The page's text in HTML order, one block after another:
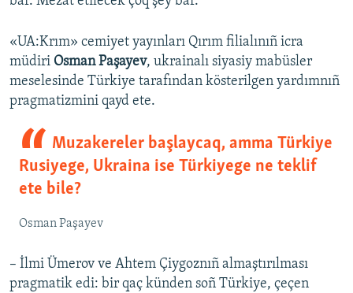
«UA:Krım» cemiyet yayınları Qırım filialınıñ icra
müdiri Osman Paşayev, ukrainalı siyasiy mabüsler
meselesinde Türkiye tarafından kösterilgen yardımnıñ
pragmatizmini qayd ete.
Muzakereler başlaycaq, amma Türkiye
Rusiyege, Ukraina ise Türkiyege ne teklif
ete bile?
Osman Paşayev
– İlmi Ümerov ve Ahtem Çiygoznıñ almaştırılması
pragmatik edi: bir qaç künden soñ Türkiye, çeçen